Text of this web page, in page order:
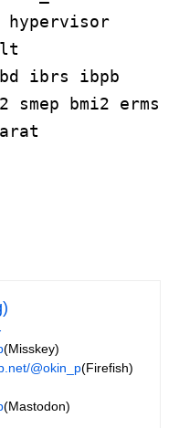
hypervisor
ibrs ibpb
smep bmi2 erms
(Misskey)
@okin_p(Firefish)
(Mastodon)